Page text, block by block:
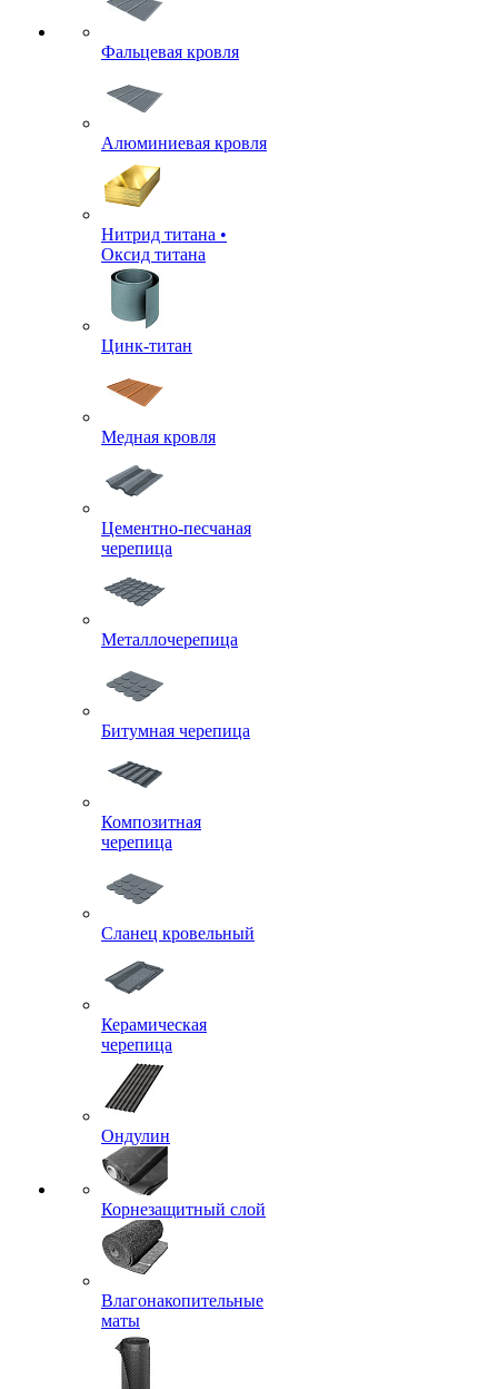
Фальцевая кровля
Алюминиевая кровля
Нитрид титана •
Оксид титана
Цинк-титан
Медная кровля
Цементно-песчаная
черепица
Металлочерепица
Битумная черепица
Композитная
черепица
Сланец кровельный
Керамическая
черепица
Ондулин
Корнезащитный слой
Влагонакопительные
маты